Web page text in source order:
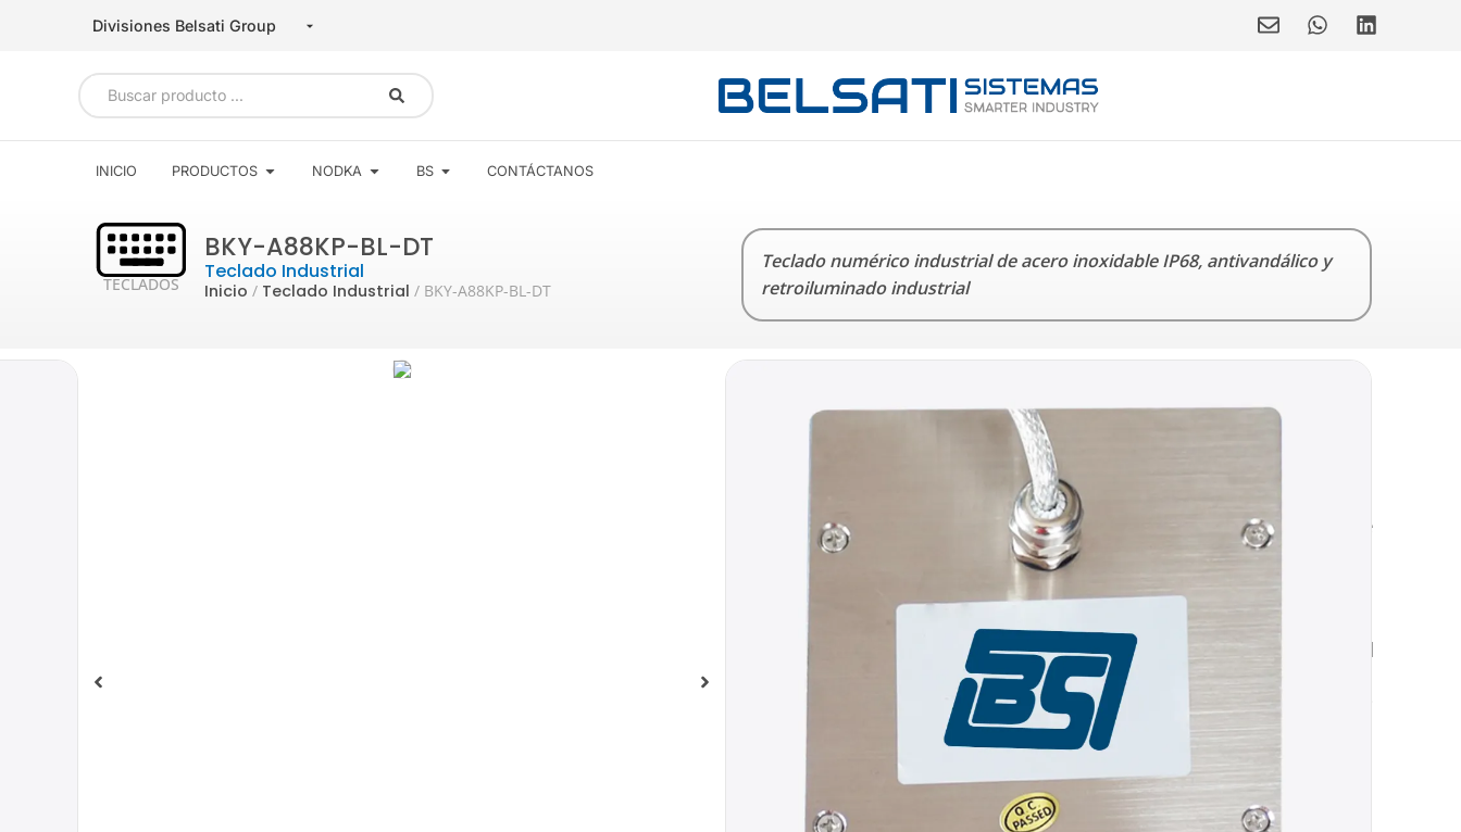
INICIO PRODUCTOS NODKA BS CONTÁCTANOS
TECLADOS
BKY-A88KP-BL-DT
Teclado Industrial
Inicio / Teclado Industrial / BKY-A88KP-BL-DT
Teclado numérico industrial de acero inoxidable IP68, antivandálico y
retroiluminado industrial
TECLADO DE ACERO INOXIDABLE
Teclado numérico IP68 antivandálico de acero inoxidable
Retroiluminación industrial LED en cuatro colores
disponibles
Interfaces USB, PS2, RS232 y RS485 para integración fácil
Diseño compacto sobremesa para kioscos y autoservicio
¿No sabes qué modelo te conviene más?
Analizamos las diferencias clave para que elijas según tus